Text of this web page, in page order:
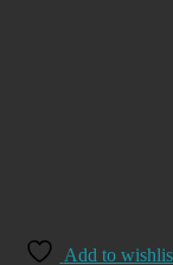
Add to